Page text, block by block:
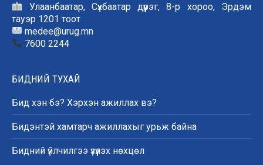
Улаанбаатар, Сүхбаатар дүүрэг, 8-р хороо, Эрдэм
тауэр 1201 тоот
medee@urug.mn
7600 2244
БИДНИЙ ТУХАЙ
Бид хэн бэ? Хэрхэн ажиллах вэ?
Бидэнтэй хамтарч ажиллахыг урьж байна
Бидний үйлчилгээ үзүүлэх нөхцөл